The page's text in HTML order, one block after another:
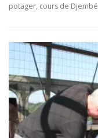
potager, cours de